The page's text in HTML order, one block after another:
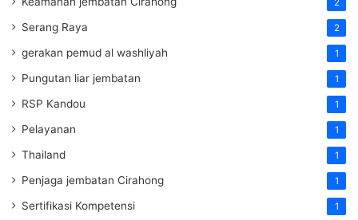
2
Serang Raya 2
gerakan pemud al washliyah 1
Pungutan liar jembatan 1
RSP Kandou 1
Pelayanan 1
Thailand 1
Penjaga jembatan Cirahong 1
Sertifikasi Kompetensi 1